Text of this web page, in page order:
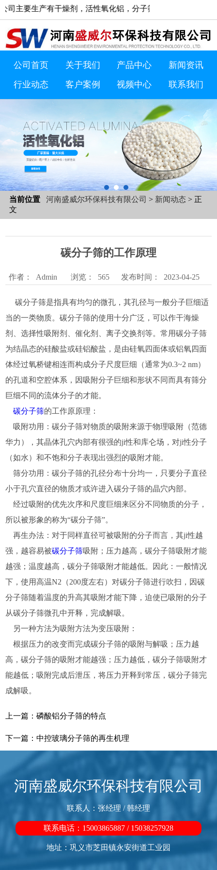
主要生产有干燥剂，活性氧化铝，分子筛等产品。浏览网站过
公司首页 关于我们 产品中心
新闻资讯
行业动态
客户案例 视频中心 联系我们
当前位置 河南盛威尔环保科技有限公司 > 新闻动态 > 正
文
碳分子筛的工作原理
作者： Admin 浏览： 565 发布时间： 2023-04-25
碳分子筛是指具有均匀的微孔，其孔径与一般分子巨细适
当的一类物质。碳分子筛的使用十分广泛，可以作干海燥
剂、选择性吸附剂、催化剂、离子交换剂等。常用碳分子筛
为结晶态的硅酸盐或硅铝酸盐，是由硅氧四面体或铝氧四面
体经过氧桥键相连而构成分子尺度巨细（通常为0.3~2 nm）
的孔道和空腔体系，因吸附分子巨细和形状不同而具有筛分
巨细不同的流体分子的才能。
碳分子筛的工作原原理：
吸附功用：碳分子筛对物质的吸附来源于物理吸附（范德
华力），其晶体孔穴内部有很强的ji性和库仑场，对ji性分子
（如水）和不饱和分子表现出强烈的吸附才能。
筛分功用：碳分子筛的孔径分布十分均一，只要分子直径
小于孔穴直径的物质才或许进入碳分子筛的晶穴内部。
经过吸附的优先次序和尺度巨细来区分不同物质的分子，
所以被形象的称为“碳分子筛”。
再生办法：对于同样直径可被吸附的分子而言，其ji性越
强，越容易被碳分子筛吸附；压力越高，碳分子筛吸附才能
越强；温度越高，碳分子筛吸附才能越低。因此：一般情况
下，使用高温N2（200度左右）对碳分子筛进行吹扫，因碳
分子筛随着温度的升高其吸附才能下降，迫使已吸附的分子
从碳分子筛微孔中开释，完成解吸。
另一种方法为吸附方法为变压吸附：
根据压力的改变而完成碳分子筛的吸附与解吸；压力越
高，碳分子筛的吸附才能越强；压力越低，碳分子筛吸附才
能越低；吸附完成后泄压，将压力开释到常压，碳分子筛完
成解吸。
上一篇：磷酸铝分子筛的特点
下一篇：中控玻璃分子筛的再生机理
河南盛威尔环保科技有限公司
联系人：张经理 / 韩经理
联系电话：15003865887 / 15038257928
地址：巩义市芝田镇永安街道工业园